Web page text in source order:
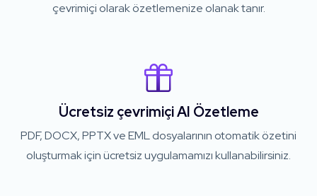
çevrimiçi olarak özetlemenize olanak tanır.
Ücretsiz çevrimiçi AI Özetleme
PDF, DOCX, PPTX ve EML dosyalarının otomatik özetini
oluşturmak için ücretsiz uygulamamızı kullanabilirsiniz.